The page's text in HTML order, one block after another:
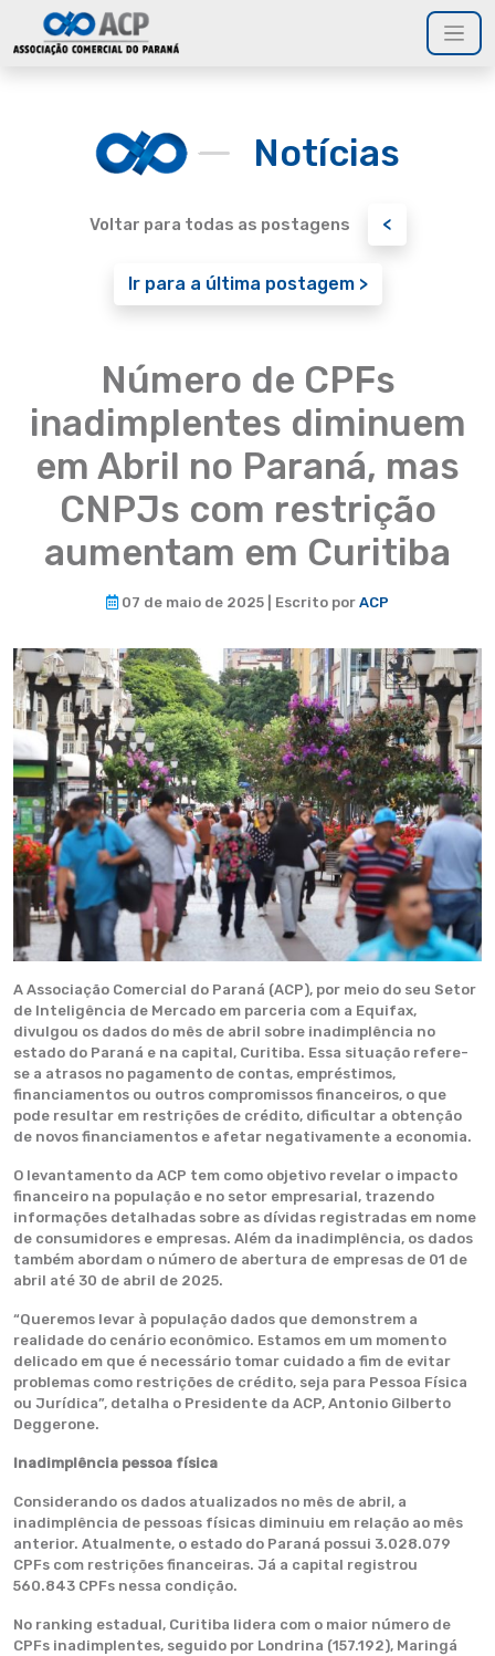
Notícias
Voltar para todas as postagens <
Ir para a última postagem >
Número de CPFs
inadimplentes diminuem
em Abril no Paraná, mas
CNPJs com restrição
aumentam em Curitiba
07 de maio de 2025 | Escrito por ACP
A Associação Comercial do Paraná (ACP), por meio do seu Setor
de Inteligência de Mercado em parceria com a Equifax,
divulgou os dados do mês de abril sobre inadimplência no
estado do Paraná e na capital, Curitiba. Essa situação refere-
se a atrasos no pagamento de contas, empréstimos,
financiamentos ou outros compromissos financeiros, o que
pode resultar em restrições de crédito, dificultar a obtenção
de novos financiamentos e afetar negativamente a economia.
O levantamento da ACP tem como objetivo revelar o impacto
financeiro na população e no setor empresarial, trazendo
informações detalhadas sobre as dívidas registradas em nome
de consumidores e empresas. Além da inadimplência, os dados
também abordam o número de abertura de empresas de 01 de
abril até 30 de abril de 2025.
“Queremos levar à população dados que demonstrem a
realidade do cenário econômico. Estamos em um momento
delicado em que é necessário tomar cuidado a fim de evitar
problemas como restrições de crédito, seja para Pessoa Física
ou Jurídica”, detalha o Presidente da ACP, Antonio Gilberto
Deggerone.
Inadimplência pessoa física
Considerando os dados atualizados no mês de abril, a
inadimplência de pessoas físicas diminuiu em relação ao mês
anterior. Atualmente, o estado do Paraná possui 3.028.079
CPFs com restrições financeiras. Já a capital registrou
560.843 CPFs nessa condição.
No ranking estadual, Curitiba lidera com o maior número de
CPFs inadimplentes, seguido por Londrina (157.192), Maringá